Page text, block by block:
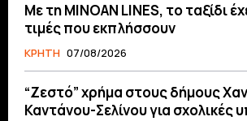
Με τη MINOAN LINES, το ταξίδι
τιμές που εκπλήσσουν
ΚΡΗΤΗ 07/08/2026
“Ζεστό” χρήμα στους δήμους
Καντάνου-Σελίνου για σχολικές